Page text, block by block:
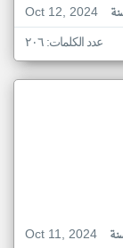
Oct 12, 2024
عدد الكلمات: ٢٠٦
Oct 11, 2024